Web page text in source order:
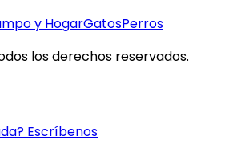
y HogarGatosPerros
los derechos reservados.
Escríbenos